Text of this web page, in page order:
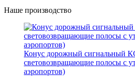
Наше производство
Конус дорожный сигнальный
световозвращающие полосы с
аэропортов)